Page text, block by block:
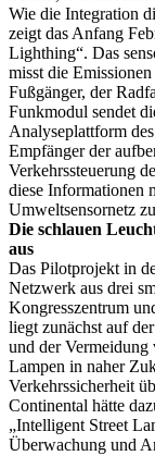
Wie die Integration
zeigt das Anfang
Lighthing“. Das
misst die
Fußgänger, der
Funkmodul sendet
Analyseplattform
Empfänger der
Verkehrssteuerung
diese Informationen
Umweltsensornetz
Die schlauen
aus
Das Pilotprojekt in
Netzwerk aus drei
Kongresszentrum
liegt zunächst auf
und der
Lampen in naher
Verkehrssicherheit
Continental hätte
„Intelligent Street
Überwachung und